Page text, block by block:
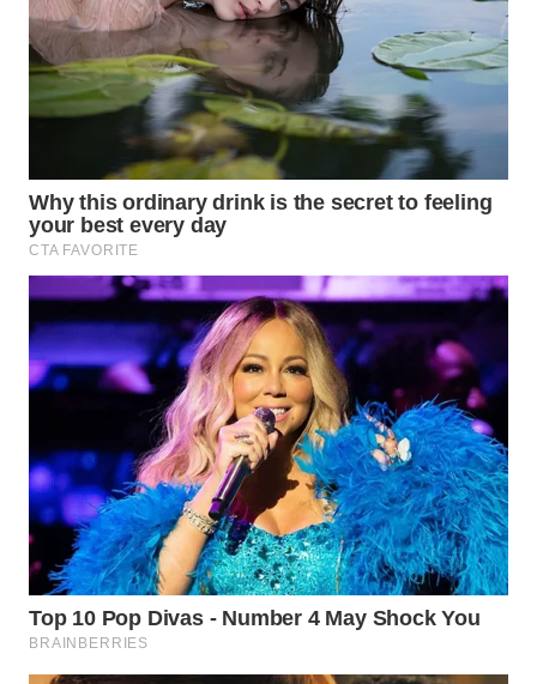
WAHANA
TRAVEL
WAHANANEWS
ID
WAHANANEWS
CO ID
WAHANANEWS
WAHANA
SPORT
WAHANA
UMKM
WAHANA